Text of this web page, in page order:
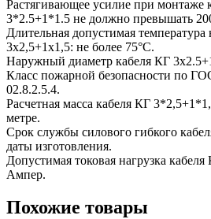
Растягивающее усилие при монтаже
3*2.5+1*1.5 не должно превышать
Длительная допустимая
3х2,5+1х1,5: не более 75°С.
Наружный диаметр кабеля КГ
Класс пожарной безопасности по
02.8.2.5.4.
Расчетная масса кабеля КГ
метре.
Срок службы силового гибкого
даты изготовления.
Допустимая токовая нагрузка
Ампер.
Похожие товары